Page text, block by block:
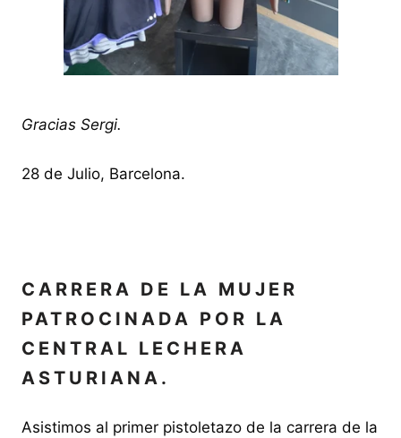
Gracias Sergi.
28 de Julio, Barcelona.
CARRERA DE LA MUJER
PATROCINADA POR LA
CENTRAL LECHERA
ASTURIANA.
Asistimos al primer pistoletazo de la carrera de la